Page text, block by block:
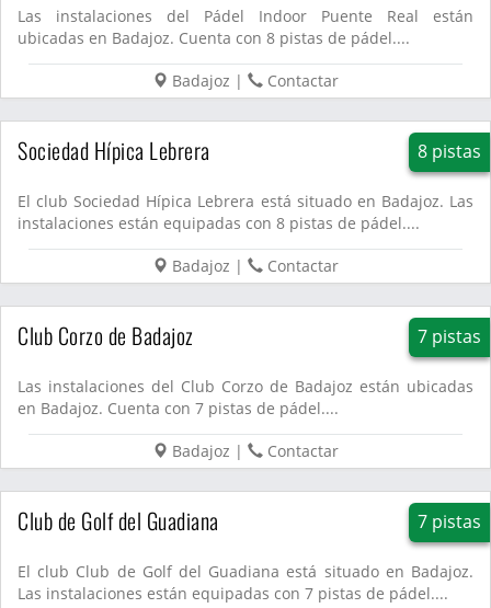
Las instalaciones del Pádel Indoor Puente Real están
ubicadas en Badajoz. Cuenta con 8 pistas de pádel....
Badajoz | Contactar
Sociedad Hípica Lebrera 8 pistas
El club Sociedad Hípica Lebrera está situado en Badajoz. Las
instalaciones están equipadas con 8 pistas de pádel....
Badajoz | Contactar
Club Corzo de Badajoz 7 pistas
Las instalaciones del Club Corzo de Badajoz están ubicadas
en Badajoz. Cuenta con 7 pistas de pádel....
Badajoz | Contactar
Club de Golf del Guadiana 7 pistas
El club Club de Golf del Guadiana está situado en Badajoz.
Las instalaciones están equipadas con 7 pistas de pádel....